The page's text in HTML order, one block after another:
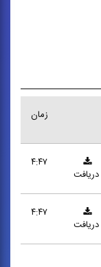
زمان
۴:۴۷
دریافت
۴:۴۷
دریافت